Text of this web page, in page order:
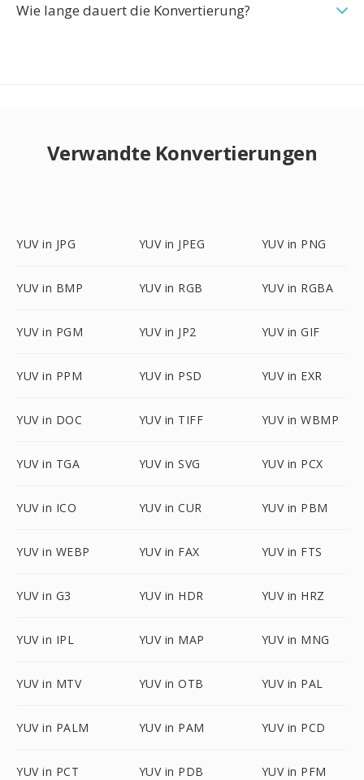
Wie lange dauert die Konvertierung?
Verwandte Konvertierungen
YUV in JPG YUV in JPEG YUV in PNG
YUV in BMP YUV in RGB YUV in RGBA
YUV in PGM YUV in JP2 YUV in GIF
YUV in PPM YUV in PSD YUV in EXR
YUV in DOC YUV in TIFF YUV in WBMP
YUV in TGA YUV in SVG YUV in PCX
YUV in ICO YUV in CUR YUV in PBM
YUV in WEBP YUV in FAX YUV in FTS
YUV in G3 YUV in HDR YUV in HRZ
YUV in IPL YUV in MAP YUV in MNG
YUV in MTV YUV in OTB YUV in PAL
YUV in PALM YUV in PAM YUV in PCD
YUV in PCT YUV in PDB YUV in PFM